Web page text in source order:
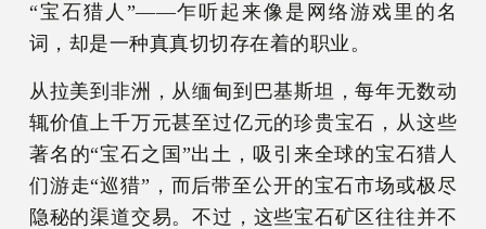
“宝石猎人”——乍听起来像是网络游戏里的名
词，却是一种真真切切存在着的职业。
从拉美到非洲，从缅甸到巴基斯坦，每年无数动
辄价值上千万元甚至过亿元的珍贵宝石，从这些
著名的“宝石之国”出土，吸引来全球的宝石猎人
们游走“巡猎”，而后带至公开的宝石市场或极尽
隐秘的渠道交易。不过，这些宝石矿区往往并不